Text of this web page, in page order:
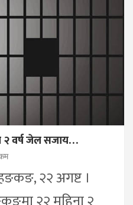
२ वर्ष जेल सजाय…
२२ अगष्ट ।